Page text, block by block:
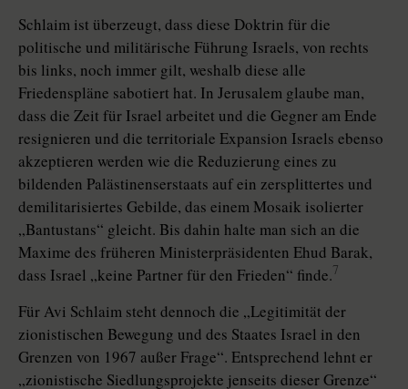
Schlaim ist überzeugt, dass diese Doktrin für die
politische und militärische Führung Israels, von rechts
bis links, noch immer gilt, weshalb diese alle
Friedenspläne sabotiert hat. In Jerusalem glaube man,
dass die Zeit für Israel arbeitet und die Gegner am Ende
resignieren und die territoriale Expansion Israels ebenso
akzeptieren werden wie die Reduzierung eines zu
bildenden Palästinenserstaats auf ein zersplittertes und
demilitarisiertes Gebilde, das einem Mosaik isolierter
„Bantustans“ gleicht. Bis dahin halte man sich an die
Maxime des früheren Ministerpräsidenten Ehud Barak,
dass Israel „keine Partner für den Frieden“ finde.7
Für Avi Schlaim steht dennoch die „Legitimität der
zionistischen Bewegung und des Staates Israel in den
Grenzen von 1967 außer Frage“. Entsprechend lehnt er
„zionistische Siedlungsprojekte jenseits dieser Grenze“